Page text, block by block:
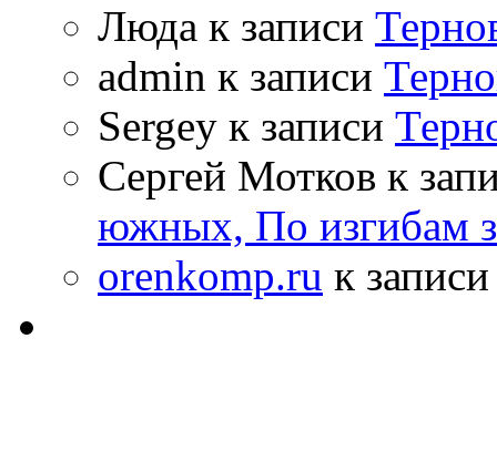
Люда к записи
admin к записи
Sergey к записи
Сергей Мотков к
южных, По изгибам
orenkomp.ru к